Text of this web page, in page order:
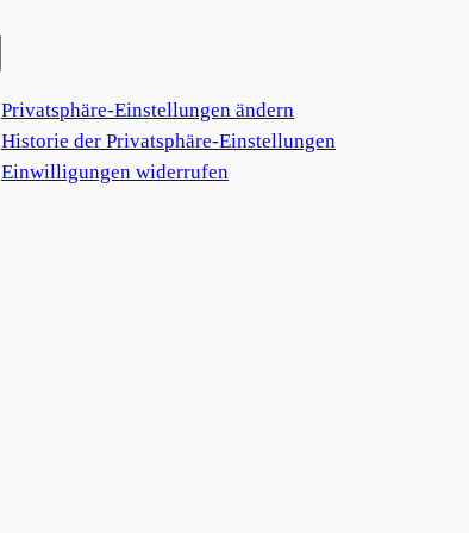
Privatsphäre-Einstellungen ändern
Historie der Privatsphäre-Einstellungen
Einwilligungen widerrufen